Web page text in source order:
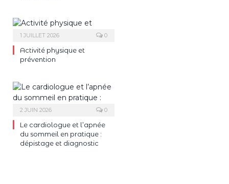
1 JUILLET 2026 0
Activité physique et
prévention
2 JUIN 2026 0
Le cardiologue et l’apnée
du sommeil en pratique :
dépistage et diagnostic